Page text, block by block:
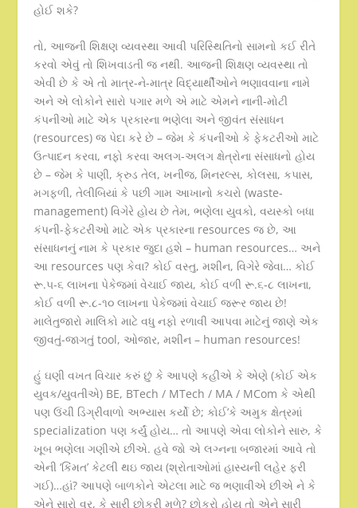
હોઈ શકે?
તો, આજની શિક્ષણ વ્યવસ્થા આવી પરિસ્થિતિનો સામનો કઈ રીતે
કરવો એવું તો શિખવાડતી જ નથી. આજની શિક્ષણ વ્યવસ્થા તો
એવી છે કે એ તો માત્ર-ને-માત્ર વિદ્યાર્થીઓને ભણાવવાના નામે
અને એ લોકોને સારો પગાર મળે એ માટે એમને નાની-મોટી
કંપનીઓ માટે એક પ્રકારના ભણેલા અને જીવંત સંસાધન
(resources) જ પેદા કરે છે – જેમ કે કંપનીઓ કે ફેકટરીઓ માટે
ઉત્પાદન કરવા, નફો કરવા અલગ-અલગ ક્ષેત્રોના સંસાધનો હોય
છે – જેમ કે પાણી, ક્રુડ તેલ, ખનીજ, મિનરલ્સ, કોલસા, કપાસ,
મગફળી, તેલીબિયાં કે પછી ગામ આખાનો કચરો (waste-
management) વિગેરે હોય છે તેમ, ભણેલા યુવકો, વયસ્કો બધા
કંપની-ફેકટરીઓ માટે એક પ્રકારના resources જ છે, આ
સંસાધનનું નામ કે પ્રકાર જુદા હશે – human resources… અને
આ resources પણ કેવા? કોઈ વસ્તુ, મશીન, વિગેરે જેવા… કોઈ
રૂ.૫-૬ લાખના પેકેજમાં વેચાઈ જાય, કોઈ વળી રૂ.૬-૮ લાખના,
કોઈ વળી રૂ.૮-૧૦ લાખના પેકેજમાં વેચાઈ જરૂર જાય છે!
માલેતુજારો માલિકો માટે વધુ નફો રળાવી આપવા માટેનું જાણે એક
જીવતું-જાગતું tool, ઓજાર, મશીન – human resources!
હું ઘણી વખત વિચાર કરું છું કે આપણે કહીએ કે એણે (કોઈ એક
યુવક/યુવતીએ) BE, BTech / MTech / MA / MCom કે એથી
પણ ઉંચી ડિગ્રીવાળો અભ્યાસ કર્યો છે; કોઈ’કે અમુક ક્ષેત્રમાં
specialization પણ કર્યું હોય… તો આપણે એવા લોકોને સારુ, કે
ખૂબ ભણેલા ગણીએ છીએ. હવે જો એ લગ્નના બજારમાં આવે તો
એની ‘કિંમત’ કેટલી થઇ જાય (શ્રોતાઓમાં હાસ્યની લહેર ફરી
ગઈ)…હાં? આપણે બાળકોને એટલા માટે જ ભણાવીએ છીએ ને કે
એને સારો વર, કે સારી છોકરી મળે? છોકરો હોય તો એને સારી